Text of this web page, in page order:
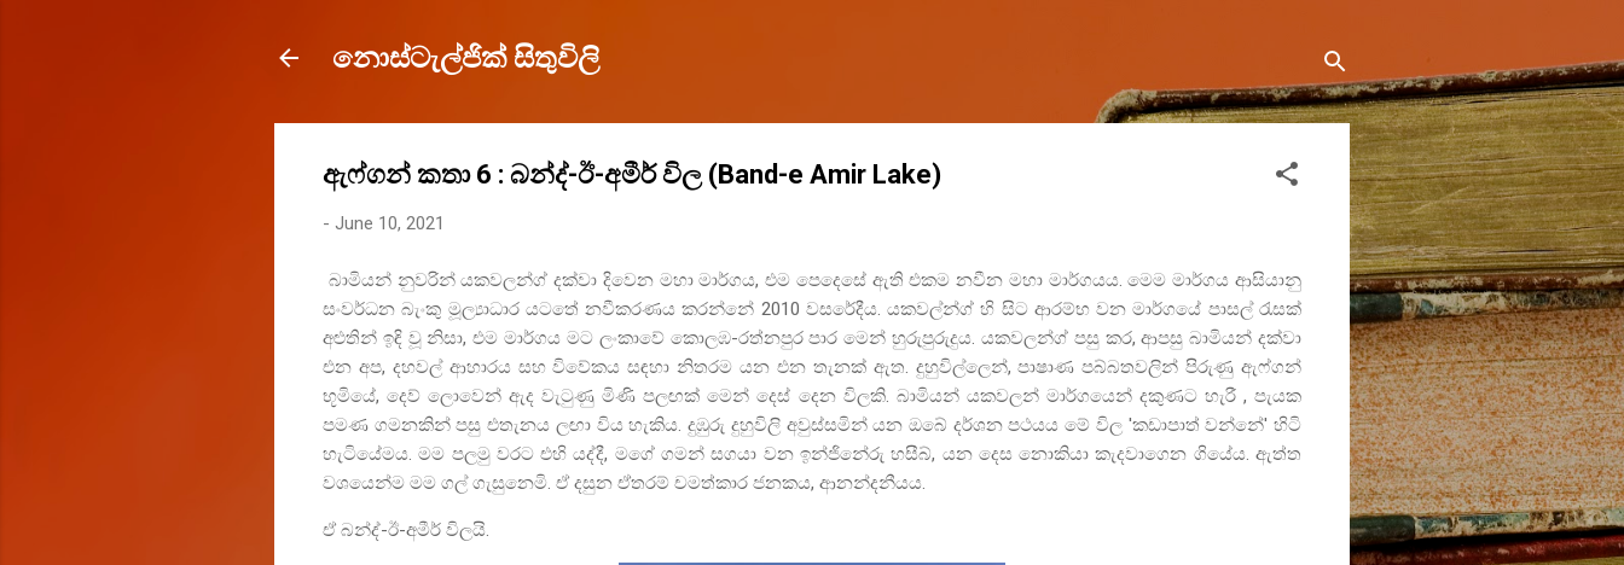
නොස්ටැල්ජික් සිතුවිලි
ඇෆ්ගන් කතා 6 : බන්ද්-ඊ-අමීර් විල (Band-e Amir Lake)
- June 10, 2021
බාමියන් නුවරින් යකවලන්ග් දක්වා දිවෙන මහා මාර්ගය,එම පෙදෙසේ ඇති එකම නවීන මහා මාර්ගයය. මෙම මාර්ගය ආසියානු
සංවර්ධන බැංකු මූල්‍යාධාර යටතේ නවීකරණය කරන්නේ 2010 වසරේදීය. යකවල්න්ග් හි සිට ආරම්භ වන මාර්ගයේ පාසල් රැසක්
අළුතින් ඉඳි වූ නිසා,එම මාර්ගය මට ලංකාවේ කොලඹ-රත්නපුර පාර මෙන් හුරුපුරුදුය. යකවලන්ග් පසු කර,ආපසු බාමියන් දක්වා
එන අප, දහවල් ආහාරය සහ විවේකය සඳහා නිතරම යන එන තැනක් ඇත. දුහුවිල්ලෙන්,පාෂාණ පබ්බතවලින් පිරුණු ඇෆ්ගන්
භූමියේ,දෙව් ලොවෙන් ඇද වැටුණු මිණි පලඟක් මෙන් දෙස් දෙන විලකි. බාමියන් යකවලන් මාර්ගයෙන් දකුණට හැරී ,පැයක
පමණ ගමනකින් පසු එතැනය ලඟා විය හැකිය. දුඹුරු දුහුවිලි අවුස්සමින් යන ඔබේ දර්ශන පථයය මේ විල 'කඩාපාත් වන්නේ'හිටි
හැටියේමය. මම පලමු වරට එහි යද්දී, මගේ ගමන් සගයා වන ඉන්ජිනේරු හසීබ්, යන දෙස නොකියා කැදවාගෙන ගියේය. ඇත්ත
වශයෙන්ම මම ගල් ගැසුනෙමි. ඒ දසුන ඒතරම් චමත්කාර ජනකය, ආනන්දනීයය.
ඒ බන්ද්-ඊ-අමීර් විලයි.